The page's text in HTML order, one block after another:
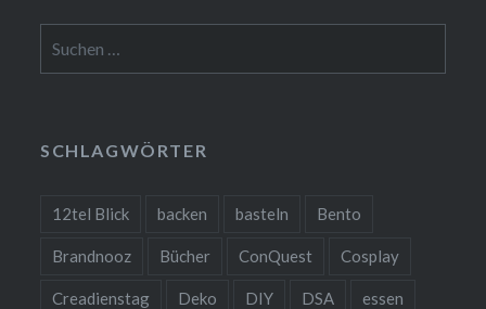
nach:
SCHLAGWÖRTER
12tel Blick backen basteln Bento
Brandnooz Bücher ConQuest Cosplay
Creadienstag Deko DIY DSA essen